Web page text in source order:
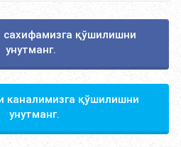
сахифамизга қўшилишни
унутманг.
каналимизга қўшилишни
унутманг.